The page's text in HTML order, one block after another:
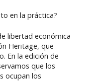
en la práctica?
libertad económica
Heritage, que
En la edición de
que los
ocupan los